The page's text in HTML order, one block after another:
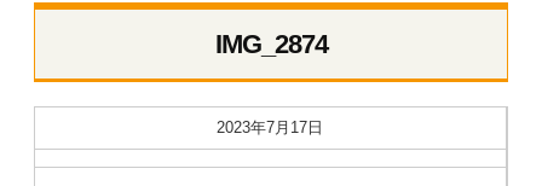
IMG_2874
2023年7月17日